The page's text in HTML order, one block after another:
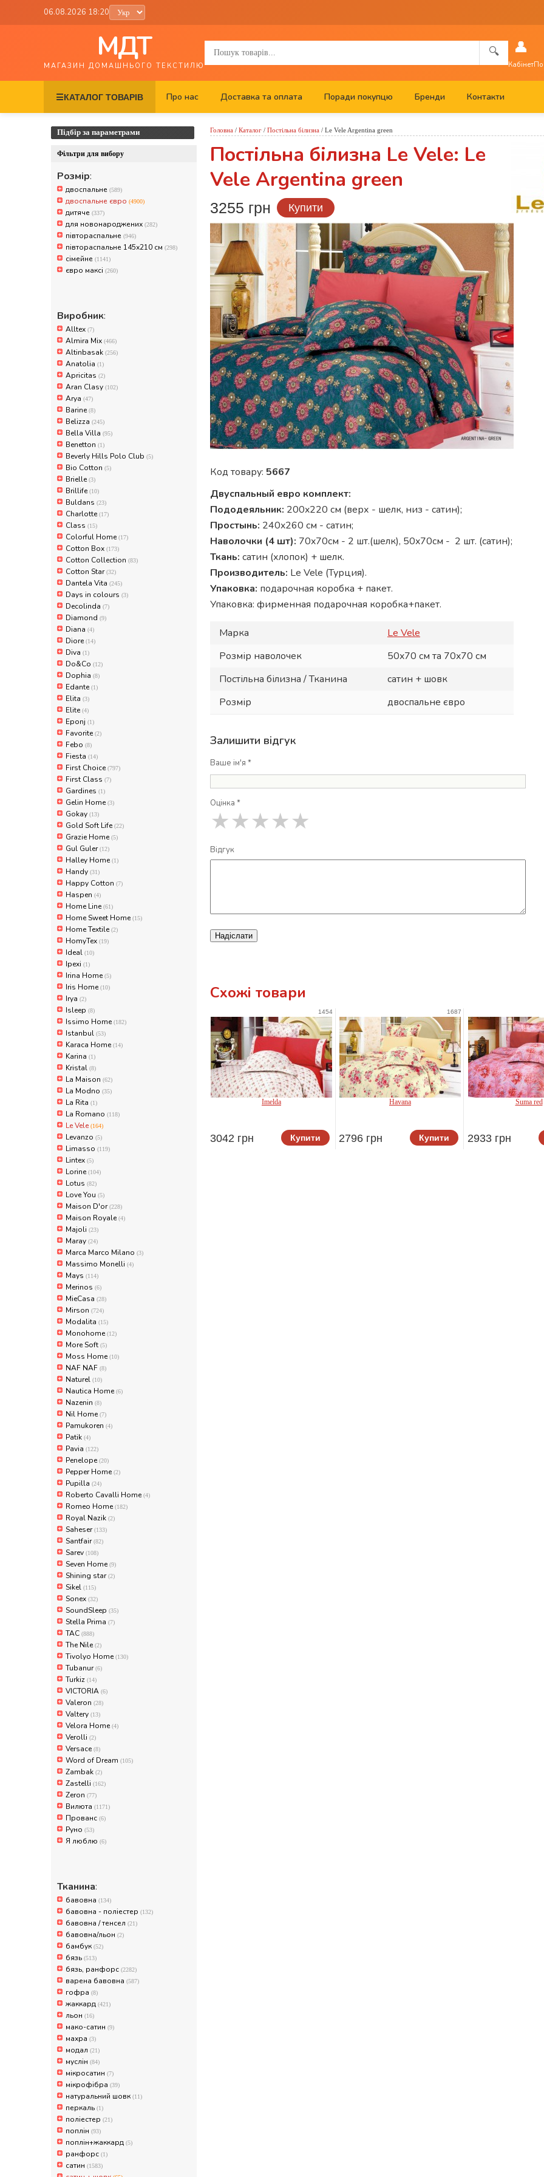
06.08.2026 18:20
МДТ
МАГАЗИН ДОМАШНЬОГО ТЕКСТИЛЮ
🔍 👤
Кабінет
☰КАТАЛОГ ТОВАРІВ Про нас Доставка та оплата Поради покупцю Бренди Контакти
Підбір за параметрами
Фільтри для вибору
Розмір:
двоспальне (589)
двоспальне євро (4900)
дитяче (337)
для новонароджених (282)
півтораспальне (946)
півтораспальне 145х210 см (298)
сімейне (1141)
євро максі (260)
Виробник:
Alltex (7)
Almira Mix (466)
Altinbasak (256)
Anatolia (1)
Apricitas (2)
Aran Clasy (102)
Arya (47)
Barine(8)
Belizza (245)
Bella Villa (95)
Benetton (1)
Beverly Hills Polo Club (5)
Bio Cotton (5)
Brielle(3)
Brillife(10)
Buldans (23)
Charlotte(17)
Class (15)
Colorful Home(17)
Cotton Box (173)
Cotton Collection (83)
Cotton Star(32)
Dantela Vita (245)
Days in colours (3)
Decolinda (7)
Diamond (9)
Diana (4)
Diore(14)
Diva (1)
Do&Co (12)
Dophia (8)
Edante(1)
Elita (3)
Elite(4)
Eponj (1)
Favorite(2)
Febo (8)
Fiesta (14)
First Choice(797)
First Class (7)
Gardines (1)
Gelin Home(3)
Gokay (13)
Gold Soft Life(22)
Grazie Home(5)
Gul Guler(12)
Halley Home(1)
Handy (31)
Happy Cotton (7)
Haspen (4)
Home Line(61)
Home Sweet Home(15)
Home Textile(2)
HomyTex (19)
Ideal (10)
Ipexi (1)
Irina Home(5)
Iris Home(10)
Irya (2)
Isleep (8)
Issimo Home(182)
Istanbul (53)
Karaca Home(14)
Karina (1)
Kristal (8)
La Maison (62)
La Modno (35)
La Rita (1)
La Romano (118)
Le Vele (164)
Levanzo (5)
Limasso (119)
Lintex (5)
Lorine(104)
Lotus (82)
Love You (5)
Maison D'or(228)
Maison Royale(4)
Majoli (23)
Maray (24)
Marca Marco Milano (3)
Massimo Monelli (4)
Mays (114)
Merinos (6)
MieCasa (28)
Mirson (724)
Modalita (15)
Monohome(12)
More Soft (5)
Moss Home(10)
NAF NAF (8)
Naturel (10)
Nautica Home(6)
Nazenin (8)
Nil Home(7)
Pamukoren (4)
Patik (4)
Pavia (122)
Penelope(20)
Pepper Home(2)
Pupilla (24)
Roberto Cavalli Home(4)
Romeo Home(182)
Royal Nazik (2)
Saheser(133)
Santfair(82)
Sarev (108)
Seven Home(9)
Shining star(2)
Sikel (115)
Sonex (32)
SoundSleep (35)
Stella Prima (7)
TAC (888)
The Nile(2)
Tivolyo Home(130)
Tubanur(6)
Turkiz (14)
VICTORIA (6)
Valeron (28)
Valtery (13)
Velora Home(4)
Verolli (2)
Versace(8)
Word of Dream (105)
Zambak (2)
Zastelli (162)
Zeron (77)
Вилюта (1171)
Прованс (6)
Руно (53)
Я люблю (6)
Тканина:
бавовна (134)
бавовна - поліестер (132)
бавовна / тенсел (21)
бавовна/льон (2)
бамбук (52)
бязь (513)
бязь, ранфорс (2282)
варена бавовна (587)
гофра (8)
жаккард (421)
льон (16)
мако-сатин (9)
махра (3)
модал (21)
муслін (84)
мікросатин (7)
мікрофібра (39)
натуральний шовк (11)
перкаль (1)
поліестер (21)
поплін (93)
поплін+жаккард (5)
ранфорс (1)
сатин (1583)
Головна / Каталог / Постільна білизна / Le Vele Argentina green
Постільна білизна Le Vele: Le
Vele Argentina green
3255 грн Купити
Код товару: 5667
Двуспальный евро комплект:
Пододеяльник: 200x220 см (верх - шелк, низ - сатин);
Простынь: 240x260 см - сатин;
Наволочки (4 шт): 70x70см - 2 шт.(шелк), 50x70см - 2 шт. (сатин);
Ткань: сатин (хлопок) + шелк.
Производитель: Le Vele (Турция).
Упаковка: подарочная коробка + пакет.
Упаковка: фирменная подарочная коробка+пакет.
Марка
Le Vele
Розмір наволочек
50x70 см та 70x70 см
Постільна білизна / Тканина
сатин + шовк
Розмір
двоспальне євро
Залишити відгук
Ваше ім'я *
Оцінка *
★
★
★
★
★
Відгук
Надіслати
Схожі товари
1454
Imelda
3042 грн Купити
1687
Havana
2796 грн Купити
Suma red
2933 грн